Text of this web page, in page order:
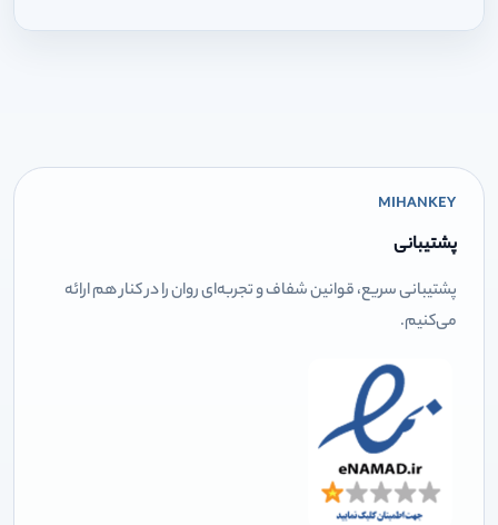
MIHANKEY
پشتیبانی
پشتیبانی سریع، قوانین شفاف و تجربه‌ای روان را در کنار هم ارائه
می‌کنیم.